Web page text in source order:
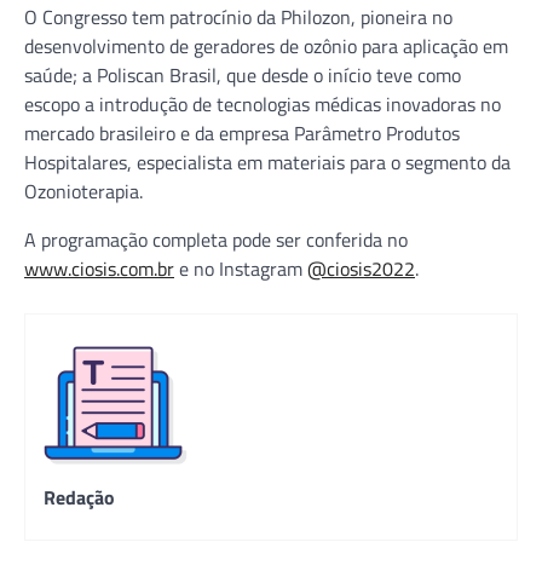
O Congresso tem patrocínio da Philozon, pioneira no
desenvolvimento de geradores de ozônio para aplicação em
saúde; a Poliscan Brasil, que desde o início teve como
escopo a introdução de tecnologias médicas inovadoras no
mercado brasileiro e da empresa Parâmetro Produtos
Hospitalares, especialista em materiais para o segmento da
Ozonioterapia.
A programação completa pode ser conferida no
www.ciosis.com.bre no Instagram@ciosis2022.
Redação